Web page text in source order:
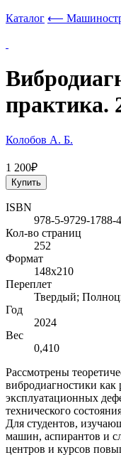
Каталог ⟵
практика.
Колобов А. Б.
1 200₽
Купить
ISBN
978-5-9729-1788-4
Кол-во страниц
252
Формат
148х210
Переплет
Твердый;
Год
2024
Вес
0,410
Рассмотрены
вибродиагностики
эксплуатационных
технического
Для студентов,
машин, аспирантов и
центров и курсов